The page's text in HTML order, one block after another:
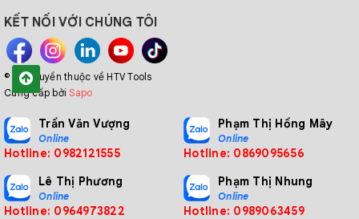
KẾT NỐI VỚI CHÚNG TÔI
© Bản quyền thuộc về HTV Tools
Cung cấp bởiSapo
Trần Văn Vượng
Online
Hotline: 0982121555
Phạm Thị Hồng Mây
Online
Hotline: 0869095656
Lê Thị Phương
Online
Hotline: 0964973822
Phạm Thị Nhung
Online
Hotline: 0989063459